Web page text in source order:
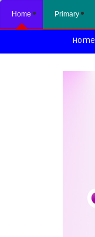
Home Primary
Home